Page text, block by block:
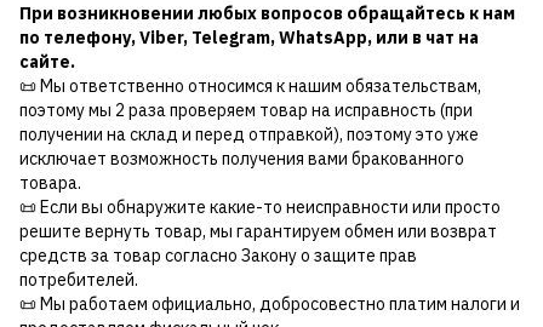
При возникновении любых вопросов обращайтесь к нам
по телефону,Viber, Telegram,WhatsApp, или в чат на
сайте.
📜 Мы ответственно относимся к нашим обязательствам,
поэтому мы 2 раза проверяем товар на исправность (при
получении на склад и перед отправкой), поэтому это уже
исключает возможность получения вами бракованного
товара.
📜 Если вы обнаружите какие-то неисправности или просто
решите вернуть товар, мы гарантируем обмен или возврат
средств за товар согласно Закону о защите прав
потребителей.
📜 Мы работаем официально, добросовестно платим налоги и